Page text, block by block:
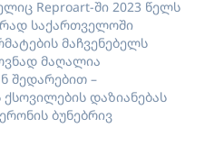
Reproart-ში 2023 წელს
საქართველოში
მაჩვენებელს
მაღალია
შედარებით –
დაზიანებას
ბუნებრივ